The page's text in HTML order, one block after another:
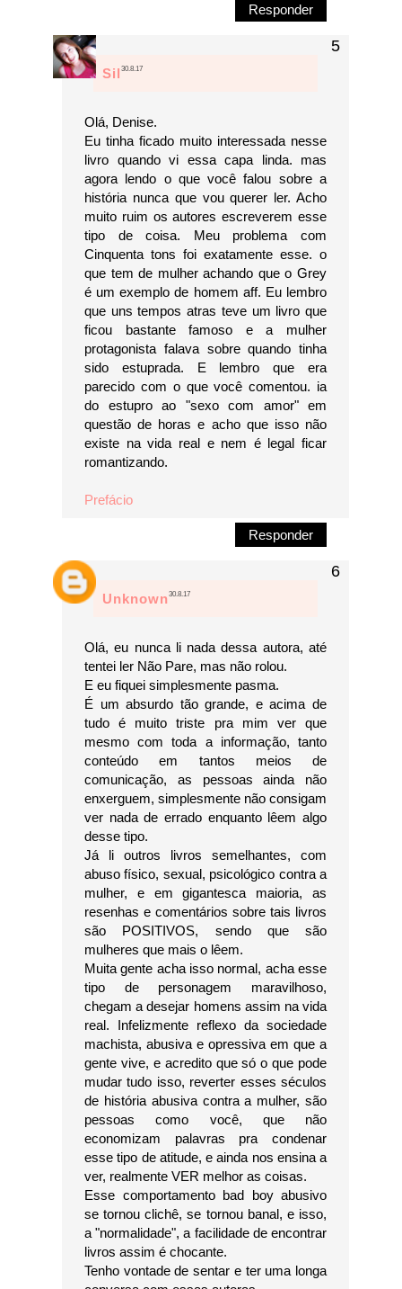
Responder
Sil 30.8.17
Olá, Denise.
Eu tinha ficado muito interessada nesse
livro quando vi essa capa linda. mas
agora lendo o que você falou sobre a
história nunca que vou querer ler. Acho
muito ruim os autores escreverem esse
tipo de coisa. Meu problema com
Cinquenta tons foi exatamente esse. o
que tem de mulher achando que o Grey
é um exemplo de homem aff. Eu lembro
que uns tempos atras teve um livro que
ficou bastante famoso e a mulher
protagonista falava sobre quando tinha
sido estuprada. E lembro que era
parecido com o que você comentou. ia
do estupro ao "sexo com amor" em
questão de horas e acho que isso não
existe na vida real e nem é legal ficar
romantizando.
Prefácio
Responder
Unknown30.8.17
Olá, eu nunca li nada dessa autora, até
tentei ler Não Pare, mas não rolou.
E eu fiquei simplesmente pasma.
É um absurdo tão grande, e acima de
tudo é muito triste pra mim ver que
mesmo com toda a informação, tanto
conteúdo em tantos meios de
comunicação, as pessoas ainda não
enxerguem, simplesmente não consigam
ver nada de errado enquanto lêem algo
desse tipo.
Já li outros livros semelhantes, com
abuso físico, sexual, psicológico contra a
mulher, e em gigantesca maioria, as
resenhas e comentários sobre tais livros
são POSITIVOS, sendo que são
mulheres que mais o lêem.
Muita gente acha isso normal, acha esse
tipo de personagem maravilhoso,
chegam a desejar homens assim na vida
real. Infelizmente reflexo da sociedade
machista, abusiva e opressiva em que a
gente vive, e acredito que só o que pode
mudar tudo isso, reverter esses séculos
de história abusiva contra a mulher, são
pessoas como você, que não
economizam palavras pra condenar
esse tipo de atitude, e ainda nos ensina a
ver, realmente VER melhor as coisas.
Esse comportamento bad boy abusivo
se tornou clichê, se tornou banal, e isso,
a "normalidade", a facilidade de encontrar
livros assim é chocante.
Tenho vontade de sentar e ter uma longa